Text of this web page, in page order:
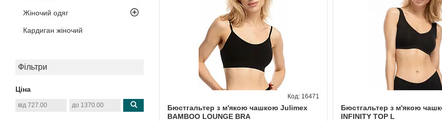
Жіночий одяг
Кардиган жіночий
Фільтри
Ціна
Бюстгальтер з м'якою чашкою Julimex
BAMBOO LOUNGE BRA
16471
Бюстгальтер з м'якою
INFINITY TOP L